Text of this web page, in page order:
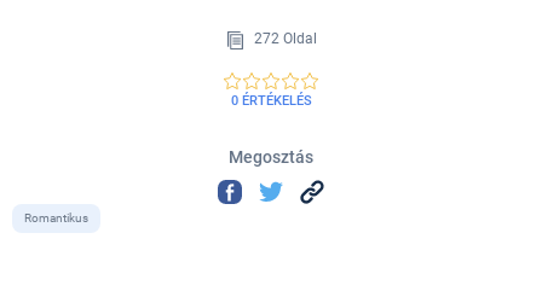
272 Oldal
0 ÉRTÉKELÉS
Megosztás
Romantikus